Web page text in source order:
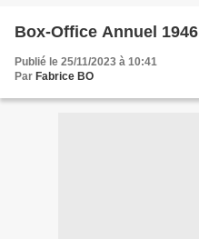
Box-Office Annuel 1946
Publié le 25/11/2023 à 10:41
Par Fabrice BO